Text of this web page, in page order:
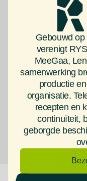
Gebouwd
verenigt
MeeGaa,
samenwerking
productie
organisatie.
recepten en
continuïteit,
geborgde